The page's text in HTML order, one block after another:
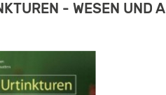
- WESEN UND